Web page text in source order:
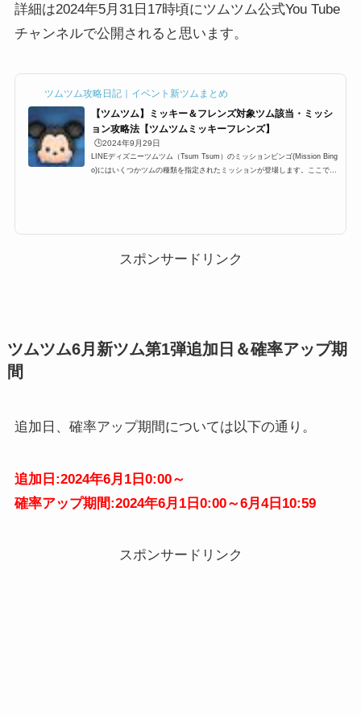
詳細は2024年5月31日17時頃にツムツム公式You Tube
チャンネルで公開されると思います。
ツムツム攻略日記｜イベント新ツムまとめ
【ツムツム】ミッキー＆フレンズ対象ツム該当・ミッシ
ョン攻略法【ツムツムミッキーフレンズ】
🕒️2024年9月29日
LINEディズニーツムツム（Tsum Tsum）のミッションビンゴ(Mission Bing
o)にはいくつかツムの種類を指定されたミッションが登場します。ここでは
ンズシリーズのツム/ミッキ...
スポンサードリンク
ツムツム6月新ツム第1弾追加日＆確率アップ期
間
追加日、確率アップ期間については以下の通り。
追加日:2024年6月1日0:00～
確率アップ期間:2024年6月1日0:00～6月4日10:59
スポンサードリンク